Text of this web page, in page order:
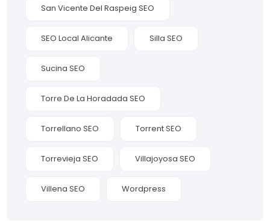
San Vicente Del Raspeig SEO
SEO Local Alicante Silla SEO
Sucina SEO
Torre De La Horadada SEO
Torrellano SEO Torrent SEO
Torrevieja SEO Villajoyosa SEO
Villena SEO Wordpress